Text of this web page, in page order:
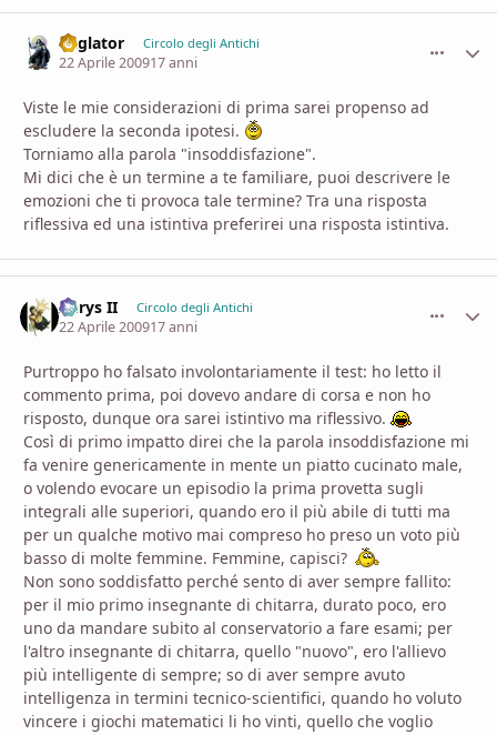
daglator Circolo degli Antichi
22 Aprile 200917 anni
Viste le mie considerazioni di prima sarei propenso ad
escludere la seconda ipotesi.
Torniamo alla parola "insoddisfazione".
Mi dici che è un termine a te familiare, puoi descrivere le
emozioni che ti provoca tale termine? Tra una risposta
riflessiva ed una istintiva preferirei una risposta istintiva.
Aerys II Circolo degli Antichi
22 Aprile 200917 anni
Purtroppo ho falsato involontariamente il test: ho letto il
commento prima, poi dovevo andare di corsa e non ho
risposto, dunque ora sarei istintivo ma riflessivo.
Così di primo impatto direi che la parola insoddisfazione mi
fa venire genericamente in mente un piatto cucinato male,
o volendo evocare un episodio la prima provetta sugli
integrali alle superiori, quando ero il più abile di tutti ma
per un qualche motivo mai compreso ho preso un voto più
basso di molte femmine. Femmine, capisci?
Non sono soddisfatto perché sento di aver sempre fallito:
per il mio primo insegnante di chitarra, durato poco, ero
uno da mandare subito al conservatorio a fare esami; per
l'altro insegnante di chitarra, quello "nuovo", ero l'allievo
più intelligente di sempre; so di aver sempre avuto
intelligenza in termini tecnico-scientifici, quando ho voluto
vincere i giochi matematici li ho vinti, quello che voglio